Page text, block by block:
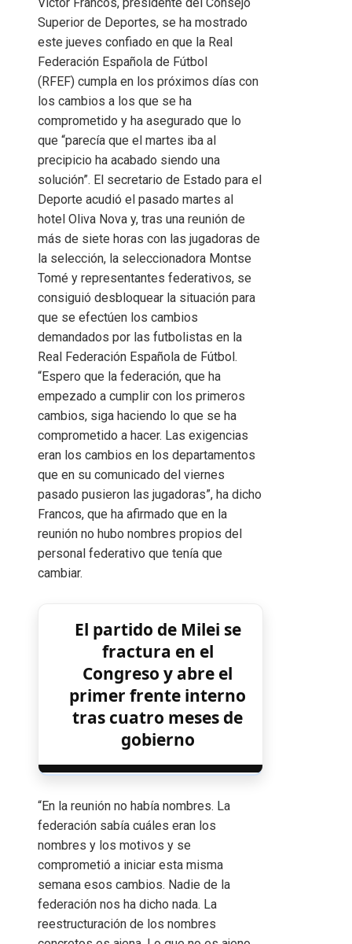
Superior de Deportes, se ha mostrado
este jueves confiado en que la Real
Federación Española de Fútbol
(RFEF) cumpla en los próximos días con
los cambios a los que se ha
comprometido y ha asegurado que lo
que “parecía que el martes iba al
precipicio ha acabado siendo una
solución”. El secretario de Estado para el
Deporte acudió el pasado martes al
hotel Oliva Nova y, tras una reunión de
más de siete horas con las jugadoras de
la selección, la seleccionadora Montse
Tomé y representantes federativos, se
consiguió desbloquear la situación para
que se efectúen los cambios
demandados por las futbolistas en la
Real Federación Española de Fútbol.
“Espero que la federación, que ha
empezado a cumplir con los primeros
cambios, siga haciendo lo que se ha
comprometido a hacer. Las exigencias
eran los cambios en los departamentos
que en su comunicado del viernes
pasado pusieron las jugadoras”, ha dicho
Francos, que ha afirmado que en la
reunión no hubo nombres propios del
personal federativo que tenía que
cambiar.
El partido de Milei se
fractura en el
Congreso y abre el
primer frente interno
tras cuatro meses de
gobierno
“En la reunión no había nombres. La
federación sabía cuáles eran los
nombres y los motivos y se
comprometió a iniciar esta misma
semana esos cambios. Nadie de la
federación nos ha dicho nada. La
reestructuración de los nombres